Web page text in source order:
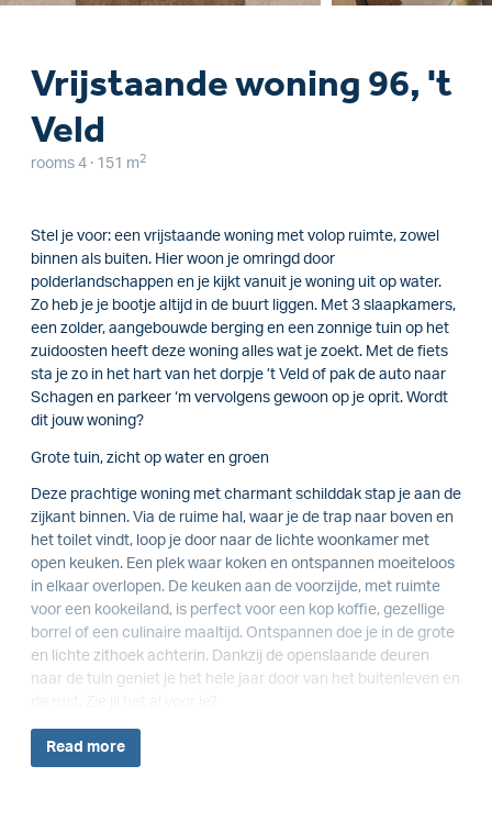
Vrijstaande woning 96, 't
Veld
rooms 4 · 151 m 2
Stel je voor: een vrijstaande woning met volop ruimte, zowel
binnen als buiten. Hier woon je omringd door
polderlandschappen en je kijkt vanuit je woning uit op water.
Zo heb je je bootje altijd in de buurt liggen. Met 3 slaapkamers,
een zolder, aangebouwde berging en een zonnige tuin op het
zuidoosten heeft deze woning alles wat je zoekt. Met de fiets
sta je zo in het hart van het dorpje ’t Veld of pak de auto naar
Schagen en parkeer ‘m vervolgens gewoon op je oprit. Wordt
dit jouw woning?
Grote tuin, zicht op water en groen
Deze prachtige woning met charmant schilddak stap je aan de
zijkant binnen. Via de ruime hal, waar je de trap naar boven en
het toilet vindt, loop je door naar de lichte woonkamer met
open keuken. Een plek waar koken en ontspannen moeiteloos
in elkaar overlopen. De keuken aan de voorzijde, met ruimte
voor een kookeiland, is perfect voor een kop koffie, gezellige
borrel of een culinaire maaltijd. Ontspannen doe je in de grote
en lichte zithoek achterin. Dankzij de openslaande deuren
naar de tuin geniet je het hele jaar door van het buitenleven en
Read more